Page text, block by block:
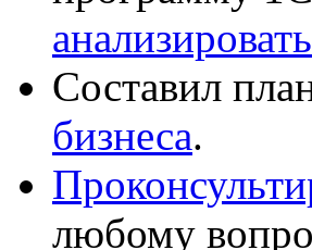
Составил
бизнеса.
любому